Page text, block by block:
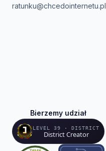
ratunku@chcedointernetu.pl
Bierzemy udział
LEVEL 39 · DISTRICT
District Creator